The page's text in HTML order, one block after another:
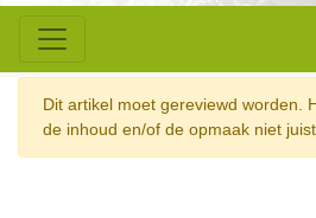
Dit artikel moet gereviewd worden.
de inhoud en/of de opmaak niet